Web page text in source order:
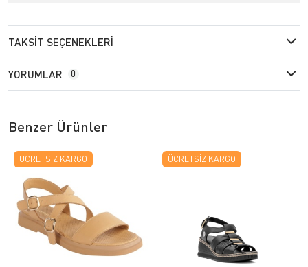
TAKSIT SEÇENEKLERI
YORUMLAR 0
Benzer Ürünler
ÜCRETSIZ KARGO ÜCRETSIZ KARGO